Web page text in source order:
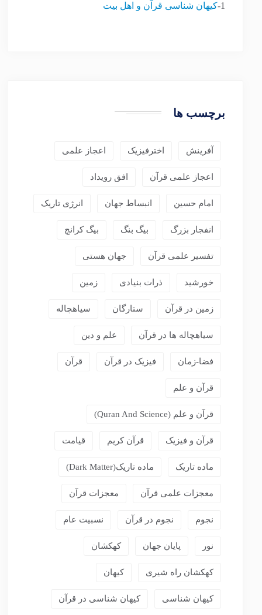
1- کیهان شناسی قرآن و اهل بیت
برچسب ها
آفرینش اخترفیزیک اعجاز علمی
اعجاز علمی قرآن افق رویداد
امام حسین انبساط جهان انرژی تاریک
انفجار بزرگ بیگ بنگ بیگ کرانچ
تفسیر علمی قرآن جهان هستی
خورشید ذرات بنیادی زمین
زمین در قرآن ستارگان سیاهچاله
سیاهچاله ها در قرآن علم و دین
فضا-زمان فیزیک در قرآن قرآن
قرآن و علم
قرآن و علم (Quran And Science)
قرآن و فیزیک قرآن کریم قیامت
ماده تاریک ماده تاریک(dark Matter)
معجزات علمی قرآن معجزات قرآن
نجوم نجوم در قرآن نسبیت عام
نور پایان جهان کهکشان
کهکشان راه شیری کیهان
کیهان شناسی کیهان شناسی در قرآن